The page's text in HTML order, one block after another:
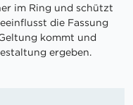
im Ring und schützt
die Fassung
kommt und
ergeben.